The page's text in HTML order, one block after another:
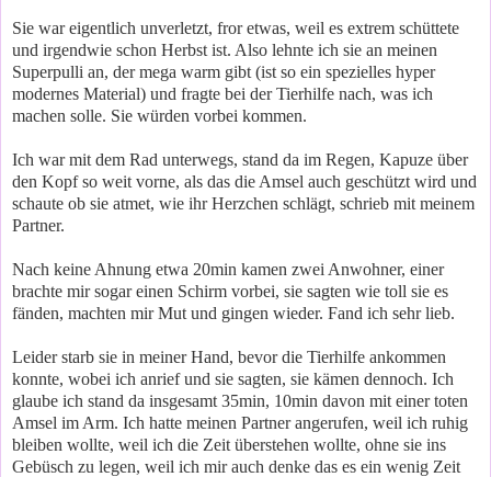
Sie war eigentlich unverletzt, fror etwas, weil es extrem schüttete
und irgendwie schon Herbst ist. Also lehnte ich sie an meinen
Superpulli an, der mega warm gibt (ist so ein spezielles hyper
modernes Material) und fragte bei der Tierhilfe nach, was ich
machen solle. Sie würden vorbei kommen.
Ich war mit dem Rad unterwegs, stand da im Regen, Kapuze über
den Kopf so weit vorne, als das die Amsel auch geschützt wird und
schaute ob sie atmet, wie ihr Herzchen schlägt, schrieb mit meinem
Partner.
Nach keine Ahnung etwa 20min kamen zwei Anwohner, einer
brachte mir sogar einen Schirm vorbei, sie sagten wie toll sie es
fänden, machten mir Mut und gingen wieder. Fand ich sehr lieb.
Leider starb sie in meiner Hand, bevor die Tierhilfe ankommen
konnte, wobei ich anrief und sie sagten, sie kämen dennoch. Ich
glaube ich stand da insgesamt 35min, 10min davon mit einer toten
Amsel im Arm. Ich hatte meinen Partner angerufen, weil ich ruhig
bleiben wollte, weil ich die Zeit überstehen wollte, ohne sie ins
Gebüsch zu legen, weil ich mir auch denke das es ein wenig Zeit